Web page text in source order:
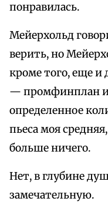
понравилась.
Мейерхольд
верить, но
кроме того, еще и
— промфинплан и
определенное
пьеса моя
больше ничего.
Нет, в глубине
замечательную.